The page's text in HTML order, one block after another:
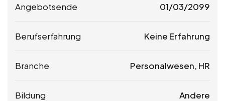
Angebotsende 01/03/2099
Berufserfahrung Keine Erfahrung
Branche Personalwesen, HR
Bildung Andere